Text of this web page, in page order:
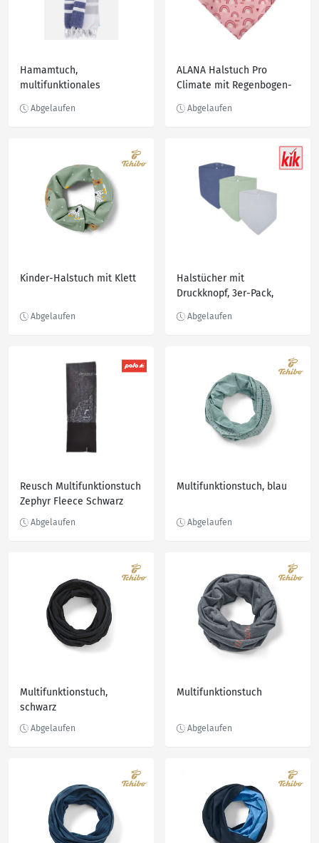
Hamamtuch,
multifunktionales
ALANA Halstuch Pro
Climate mit Regenbogen-
Kinder-Halstuch mit Klett
Halstücher mit
Druckknopf, 3er-Pack,
Reusch Multifunktionstuch
Zephyr Fleece Schwarz
Multifunktionstuch, blau
Multifunktionstuch,
schwarz
Multifunktionstuch